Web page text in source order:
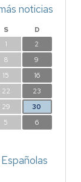
S
D
1
2
8
9
15
16
22
23
29
30
5 6
noticias